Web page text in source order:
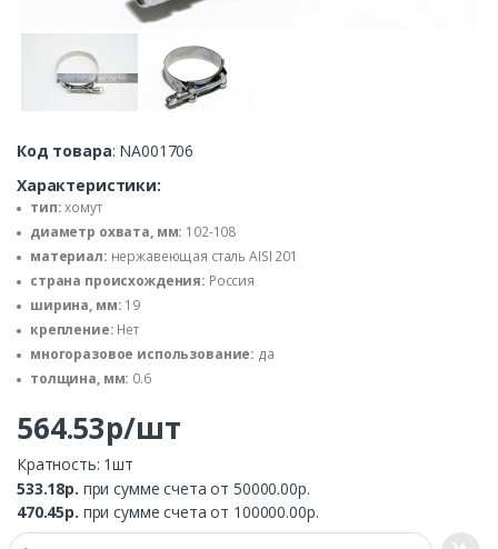
Код товара: NA001706
Характеристики:
тип:хомут
диаметр охвата, мм: 102-108
материал: нержавеющая сталь AISI 201
страна происхождения: Россия
ширина, мм: 19
крепление: Нет
многоразовое использование: да
толщина, мм: 0.6
564.53р/шт
Кратность: 1шт
533.18р. при сумме счета от 50000.00р.
470.45р. при сумме счета от 100000.00р.